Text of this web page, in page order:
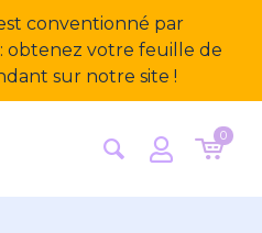
nouveau site
avons hâte d'avoir vos
0